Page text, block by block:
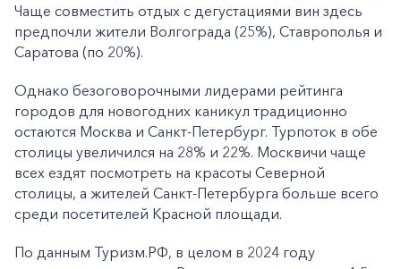
Чаще совместить отдых с дегустациями вин здесь
предпочли жители Волгограда (25%), Ставрополья и
Саратова (по 20%).
Однако безоговорочными лидерами рейтинга
городов для новогодних каникул традиционно
остаются Москва и Санкт-Петербург. Турпоток в обе
столицы увеличился на 28% и 22%. Москвичи чаще
всех ездят посмотреть на красоты Северной
столицы, а жителей Санкт-Петербурга больше всего
среди посетителей Красной площади.
По данным Туризм.РФ, в целом в 2024 году